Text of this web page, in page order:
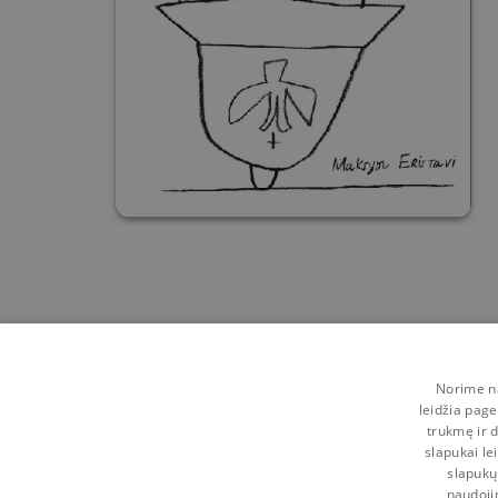
Norime
leidžia
trukmę ir
slapukai